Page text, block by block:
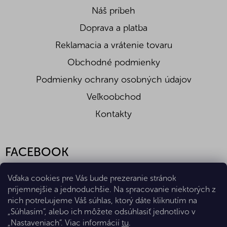
Vďaka cookies pre Vás bude prezeranie stránok
príjemnejšie a jednoduchšie. Na spracovanie niektorých z
nich potrebujeme Váš súhlas, ktorý dáte kliknutím na
„Súhlasím“, alebo ich môžete odsúhlasiť jednotlivo v
„Nastaveniach“. Viac informácií tu.
malých, ale aj veľkých oslávencov.
Skladujte v suchu pri teplote
najviac 22 °C a relatívnej vlhkosti najviac 70 %.
Nutričné hodnoty na 100g:
Energetická hodnota (kJ/kcal)
1969/469
4,4
Tuky (g)
18
Náš príbeh
Doprava a platba
Reklamacia a vrátenie tovaru
Obchodné podmienky
Podmienky ochrany osobných údajov
Veľkoobchod
Kontakty
FACEBOOK